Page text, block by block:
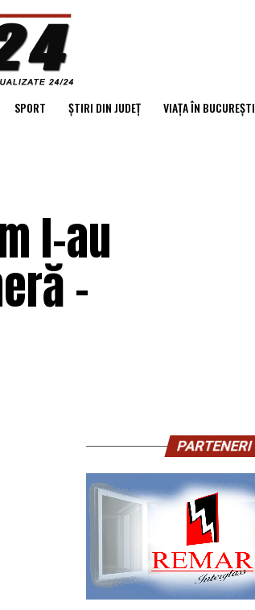
SPORT ȘTIRI DIN JUDEȚ VIAȚA ÎN BUCUREȘTI
l-au
–
PARTENERI